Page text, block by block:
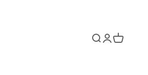
CercaAccediCarrello